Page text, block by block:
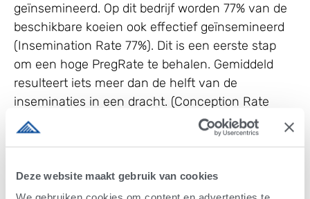
Deze website maakt gebruik van cookies
geïnsemineerd. Op dit bedrijf worden 77% van de
beschikbare koeien ook effectief geïnsemineerd
(Insemination Rate 77%). Dit is een eerste stap
om een hoge PregRate te behalen. Gemiddeld
resulteert iets meer dan de helft van de
inseminaties in een dracht. (Conception Rate
51%). Dit hoge bevruchtingscijfer wordt ook
behaald bij de eerste inseminaties. De hoge
bevruchtingscijfers resulteert in een actuele
PregRate van 38%. Door deze hoge